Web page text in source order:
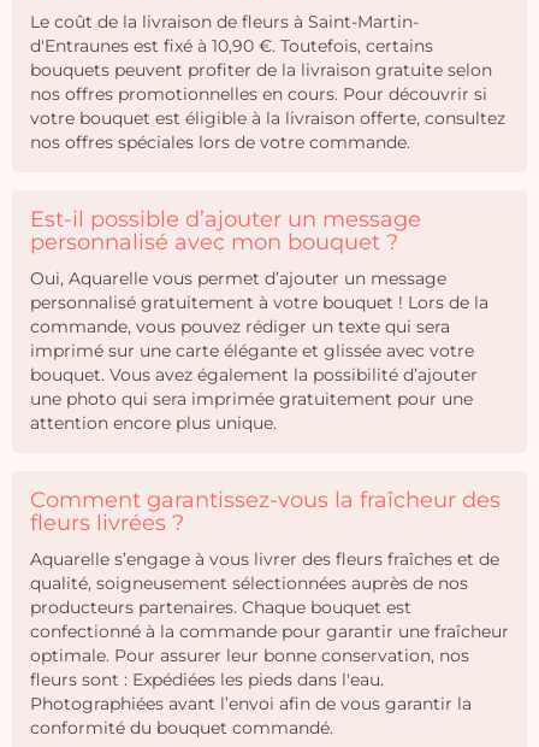
Le coût de la livraison de fleurs à Saint-Martin-
d'Entraunes est fixé à 10,90 €. Toutefois, certains
bouquets peuvent profiter de la livraison gratuite selon
nos offres promotionnelles en cours. Pour découvrir si
votre bouquet est éligible à la livraison offerte, consultez
nos offres spéciales lors de votre commande.
Est-il possible d’ajouter un message
personnalisé avec mon bouquet ?
Oui, Aquarelle vous permet d’ajouter un message
personnalisé gratuitement à votre bouquet ! Lors de la
commande, vous pouvez rédiger un texte qui sera
imprimé sur une carte élégante et glissée avec votre
bouquet. Vous avez également la possibilité d’ajouter
une photo qui sera imprimée gratuitement pour une
attention encore plus unique.
Comment garantissez-vous la fraîcheur des
fleurs livrées ?
Aquarelle s’engage à vous livrer des fleurs fraîches et de
qualité, soigneusement sélectionnées auprès de nos
producteurs partenaires. Chaque bouquet est
confectionné à la commande pour garantir une fraîcheur
optimale. Pour assurer leur bonne conservation, nos
fleurs sont : Expédiées les pieds dans l'eau.
Photographiées avant l’envoi afin de vous garantir la
conformité du bouquet commandé.